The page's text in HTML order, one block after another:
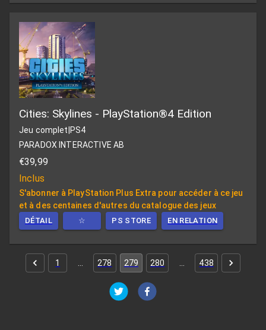
Cities: Skylines - PlayStation®4 Edition
Jeu complet PS4
PARADOX INTERACTIVE AB
€39,99
Inclus
S'abonner à PlayStation Plus Extra pour accéder à ce jeu
et à des centaines d'autres du catalogue des jeux
DÉTAIL ☆ PS STORE EN RELATION
1 … 278 279 280 … 438